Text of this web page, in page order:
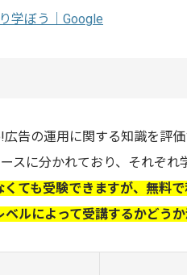
学ぼう｜Google
広告の運用に関する知識を評
スに分かれており、それぞ
ても受験できますが、無料
ルによって受講するかどう